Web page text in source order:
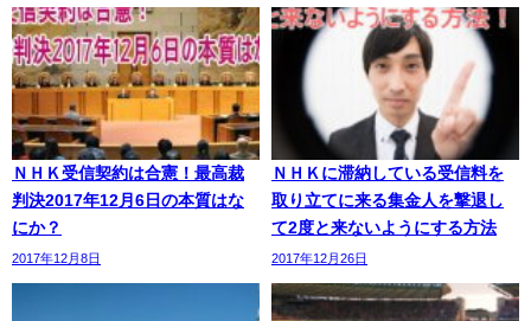
ＮＨＫ受信契約は合憲！最高裁
判決2017年12月6日の本質はな
にか？
2017年12月8日
ＮＨＫに滞納している受信料を
取り立てに来る集金人を撃退し
て2度と来ないようにする方法
2017年12月26日